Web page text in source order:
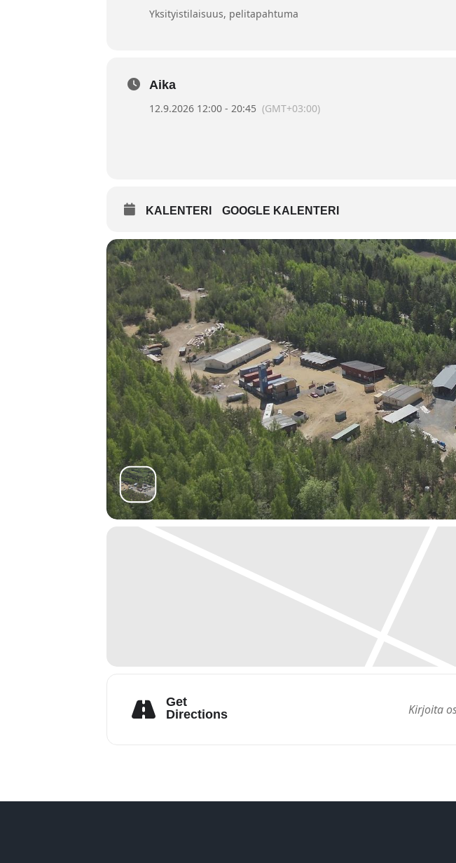
Yksityistilaisuus, pelitapahtuma
Aika
12.9.2026 12:00 - 20:45 (GMT+03:00)
KALENTERI GOOGLE KALENTERI
Get
Directions